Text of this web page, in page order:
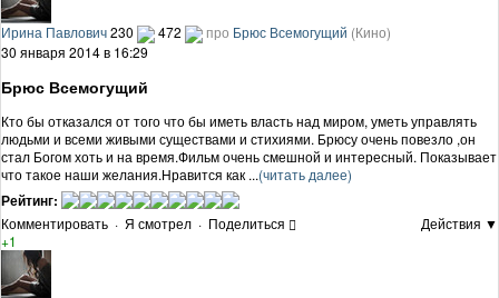
Ирина Павлович230 472 про Брюс Всемогущий (Кино)
30 января 2014 в 16:29
Брюс Всемогущий
Кто бы отказался от того что бы иметь власть над миром, уметь управлять
людьми и всеми живыми существами и стихиями. Брюсу очень повезло ,он
стал Богом хоть и на время.Фильм очень смешной и интересный. Показывает
что такое наши желания.Нравится как ...(читать далее)
Рейтинг:
Комментировать · Я смотрел · Поделиться
Действия ▼
+1